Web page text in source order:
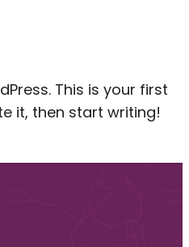
This is your first
it, then start writing!